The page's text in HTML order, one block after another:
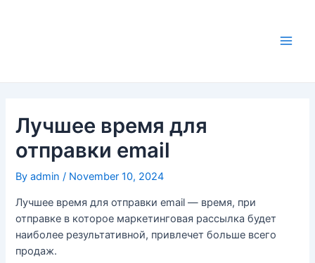
Лучшее время для
отправки email
Byadmin/ November 10, 2024
Лучшее время для отправки email — время, при
отправке в которое маркетинговая рассылка будет
наиболее результативной, привлечет больше всего
продаж.